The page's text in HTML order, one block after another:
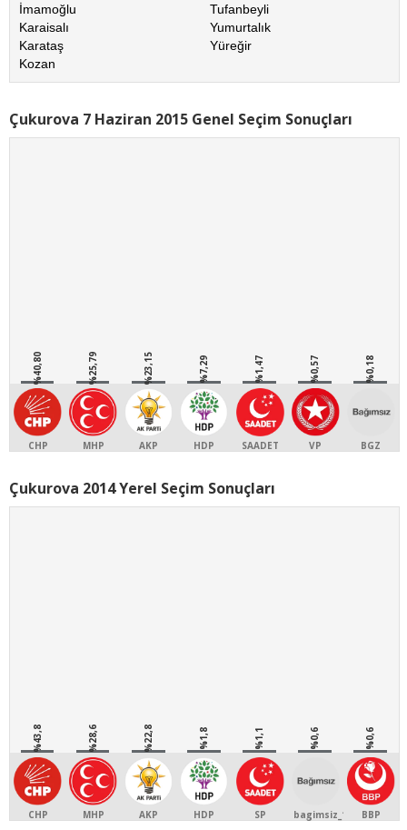
İmamoğlu
Karaisalı
Karataş
Kozan
Tufanbeyli
Yumurtalık
Yüreğir
Çukurova 7 Haziran 2015 Genel Seçim Sonuçları
%40,80
CHP
%25,79
MHP
%23,15
AKP
%7,29
HDP
%1,47
SAADET
%0,57
VP
%0,18
BGZ
Çukurova 2014 Yerel Seçim Sonuçları
%43,8
CHP
%28,6
MHP
%22,8
AKP
%1,8
HDP
%1,1
SP
%0,6
bagimsiz_1
%0,6
BBP